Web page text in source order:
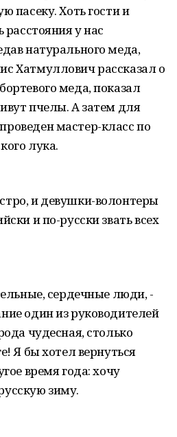
пасеку. Хоть гости и
расстояния у нас
натурального меда,
Хатмуллович рассказал о
меда, показал
пчелы. А затем для
мастер-класс по
лука.
и девушки-волонтеры
и по-русски звать всех
сердечные люди, -
один из руководителей
чудесная, столько
Я бы хотел вернуться
время года: хочу
зиму.